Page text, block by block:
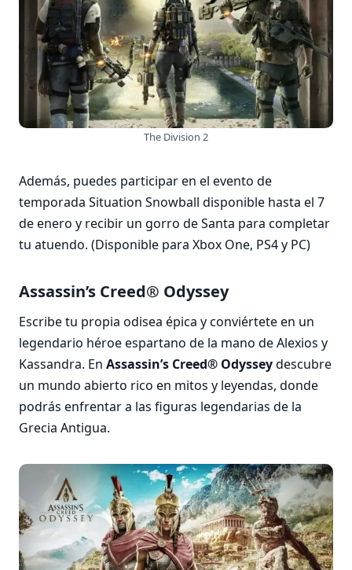
The Division 2
Además, puedes participar en el evento de
temporada Situation Snowball disponible hasta el 7
de enero y recibir un gorro de Santa para completar
tu atuendo. (Disponible para Xbox One, PS4 y PC)
Assassin’s Creed® Odyssey
Escribe tu propia odisea épica y conviértete en un
legendario héroe espartano de la mano de Alexios y
Kassandra. En Assassin’s Creed® Odysseydescubre
un mundo abierto rico en mitos y leyendas, donde
podrás enfrentar a las figuras legendarias de la
Grecia Antigua.